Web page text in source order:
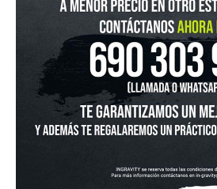
IN-GRAVITY MADRID RETIRO
915 524 553